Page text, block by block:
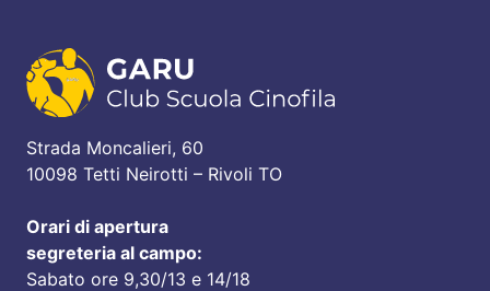
Strada Moncalieri, 60
10098 Tetti Neirotti – Rivoli TO
Orari di apertura
segreteria al campo:
Sabato ore 9,30/13 e 14/18